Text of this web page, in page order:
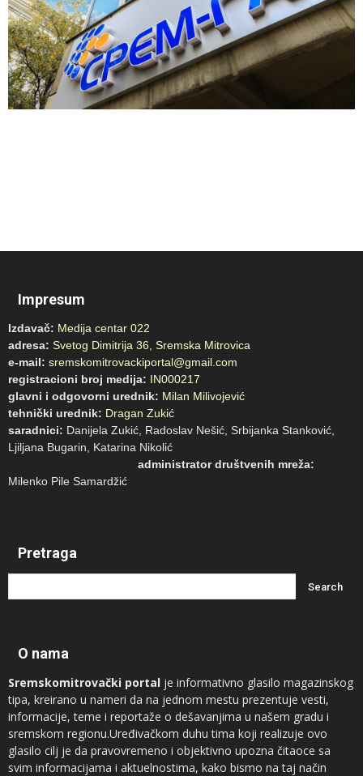
Impresum
Izdavač: Medija centar 022
adresa: Svetog Dimitrija 36, Sremska Mitrovica
e-mail: sremskomitrovackiportal@gmail.com
registracioni broj medija: IN000217
glavni i odgovorni urednik: Milan Milivojević
tehnički urednik: Dragan Zukić
saradnici: Danijela Zukić, Radoslav Nešić, Srbijanka Stanković,
Ljiljana Bugarin, Katarina Nikolić
administrator društvenih mreža:
Milenko Pile Samardžić
Pretraga
O nama
Sremskomitrovački portal je informativno glasilo magazinskog
tipa, kreirano u nameri da na jednom mestu prezentuje vesti,
informacije, teme i reportaže o dešavanjima u našem gradu i
sremskom regionu.Uređivačkom duhu tima koji realizuje ovo
glasilo cilj je da pravovremeno i objektivno upozna čitaoce sa
svim informacijama i aktuelnostima, kako bismo na taj način